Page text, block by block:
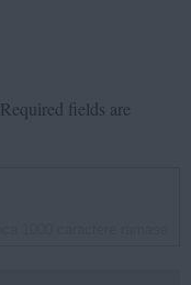
Required fields are